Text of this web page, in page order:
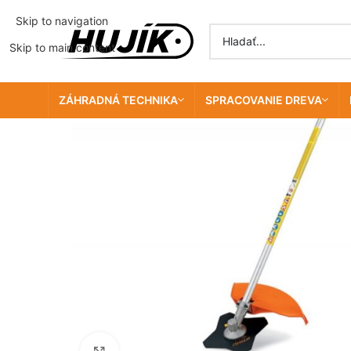
Skip to navigation
Skip to main content
ZÁHRADNÁ TECHNIKA SPRACOVANIE DREVA